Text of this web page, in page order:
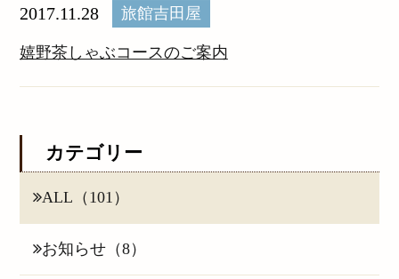
2017.11.28 旅館吉田屋
嬉野茶しゃぶコースのご案内
カテゴリー
ALL（101）
お知らせ（8）